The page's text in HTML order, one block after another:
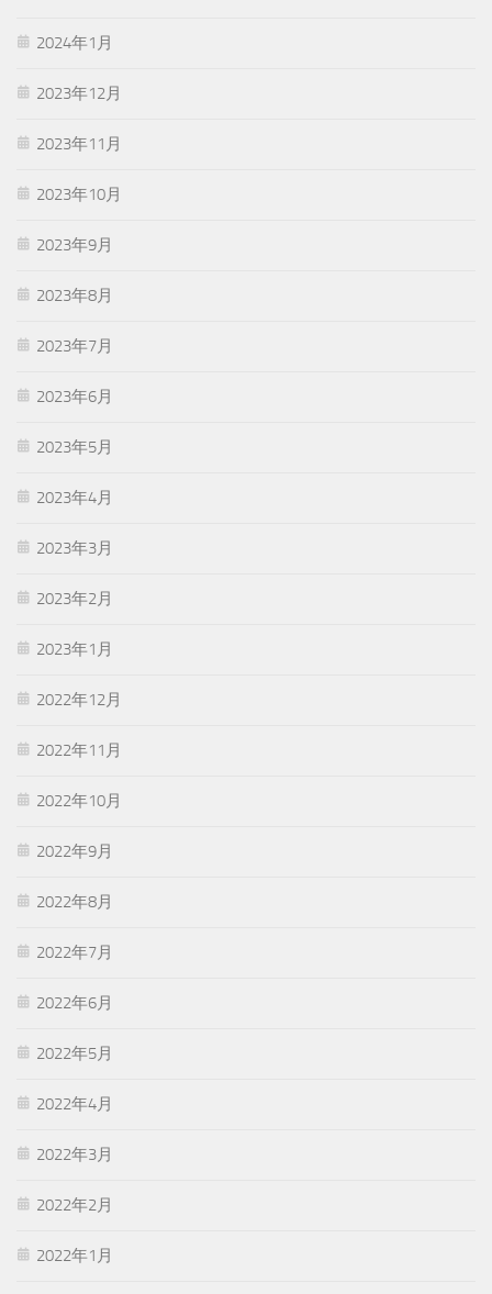
2024年1月
2023年12月
2023年11月
2023年10月
2023年9月
2023年8月
2023年7月
2023年6月
2023年5月
2023年4月
2023年3月
2023年2月
2023年1月
2022年12月
2022年11月
2022年10月
2022年9月
2022年8月
2022年7月
2022年6月
2022年5月
2022年4月
2022年3月
2022年2月
2022年1月